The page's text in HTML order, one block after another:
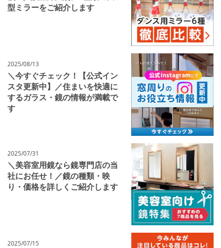
型ミラーをご紹介します
＼今すぐチェック！【公式イン
スタ更新中】／住まいを快適に
するガラス・鏡の情報が満載で
す
2025/08/13
＼美容室用鏡なら鏡専門店の当
社にお任せ！／鏡の種類・映
り・価格を詳しくご紹介します
2025/07/31
2025/07/15